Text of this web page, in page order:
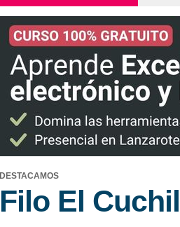
DESTACAMOS
Filo El